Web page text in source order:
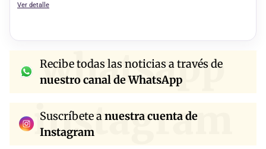
Ver detalle
whatsapp
Recibe todas las noticias a través de
nuestro canal de WhatsApp
instagram
Suscríbete a nuestra cuenta de
Instagram